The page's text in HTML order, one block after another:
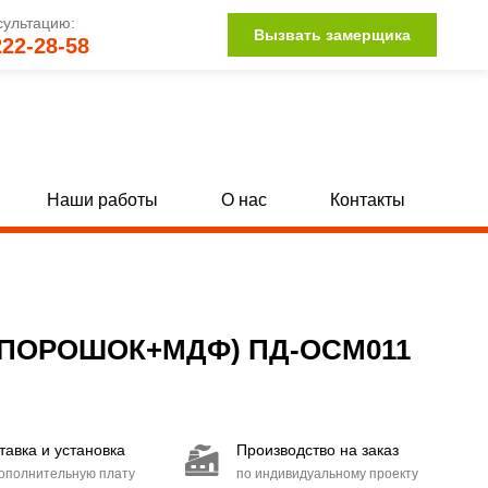
28-58 Вызвать замерщика
Двупольные глухие двери с МДФ
Двери с иллюминатором
Наши работы О нас Контакты
ПД-ОСМ011
и установка
плату
Производство на заказ
по индивидуальному проекту